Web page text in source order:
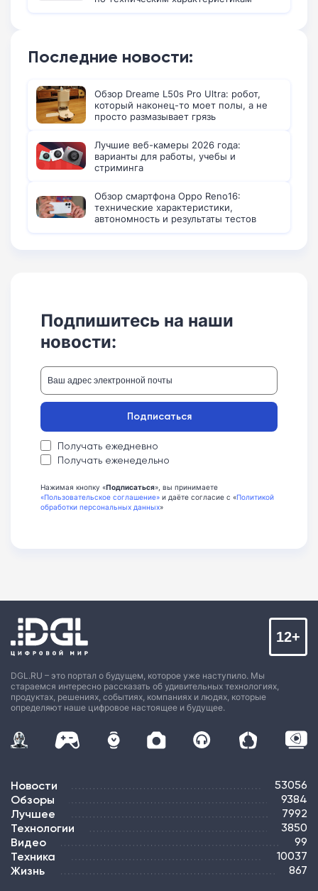
Последние новости:
Обзор Dreame L50s Pro Ultra: робот,
который наконец-то моет полы, а не
просто размазывает грязь
Лучшие веб-камеры 2026 года:
варианты для работы, учебы и
стриминга
Обзор смартфона Oppo Reno16:
технические характеристики,
автономность и результаты тестов
Подпишитесь на наши
новости:
Получать ежедневно
Получать еженедельно
Подписаться
Нажимая кнопку «Подписаться», вы принимаете
«Пользовательское соглашение» и даёте согласие с «Политикой
обработки персональных данных»
DGL.RU – это портал о будущем, которое уже наступило. Мы
стараемся интересно рассказать об удивительных технологиях,
продуктах, решениях, событиях, компаниях и людях, которые
определяют наше цифровое настоящее и будущее.
12+
Новости 53056
Обзоры 9384
Лучшее 7992
Технологии 3850
Видео 99
Техника 10037
Жизнь 867